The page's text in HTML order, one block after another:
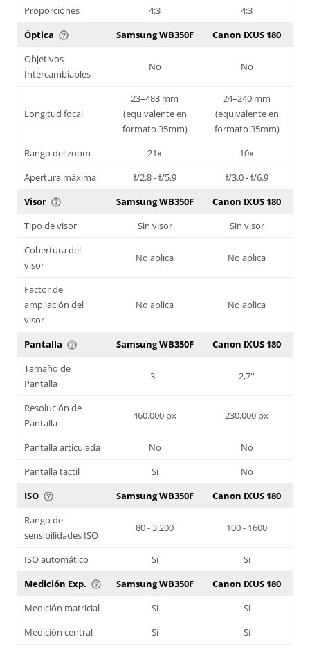
Proporciones
4:3
4:3
Óptica help_outline Samsung WB350F
Canon IXUS 180
Objetivos
Intercambiables
No No
Longitud focal
23–483 mm
(equivalente en
formato 35mm)
24–240 mm
(equivalente en
formato 35mm)
Rango del zoom
21x
10x
Apertura máxima
f/2.8 - f/5.9
f/3.0 - f/6.9
Visor help_outline Samsung WB350F
Canon IXUS 180
Tipo de visor
Sin visor
Sin visor
Cobertura del
visor
No aplica No aplica
Factor de
ampliación del
visor
No aplica No aplica
Pantalla help_outline Samsung WB350F
Canon IXUS 180
Tamaño de
Pantalla
3'' 2,7''
Resolución de
Pantalla
460.000 px 230.000 px
Pantalla articulada No
No
Pantalla táctil
Sí
No
ISO help_outline Samsung WB350F
Canon IXUS 180
Rango de
sensibilidades ISO
80 - 3.200 100 - 1600
ISO automático Sí
Sí
Medición Exp. help_outline Samsung WB350F
Canon IXUS 180
Medición matricial
Sí
Sí
Medición central
Sí Sí